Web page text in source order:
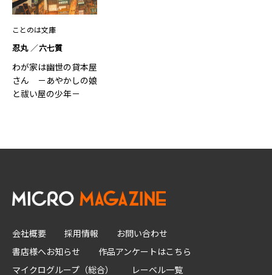
ことのは文庫
忍丸 六七質
わが家は幽世の貸本屋
さん －あやかしの娘
と祓い屋の少年－
会社概要 採用情報
お問い合わせ
書店様へお知らせ
作品アンケートはこちら
マイクログループ（総合）
レーベル一覧